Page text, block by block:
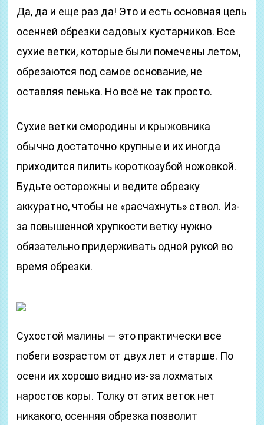
Да, да и еще раз да! Это и есть основная цель
осенней обрезки садовых кустарников. Все
сухие ветки, которые были помечены летом,
обрезаются под самое основание, не
оставляя пенька. Но всё не так просто.
Сухие ветки смородины и крыжовника
обычно достаточно крупные и их иногда
приходится пилить короткозубой ножовкой.
Будьте осторожны и ведите обрезку
аккуратно, чтобы не «расчахнуть» ствол. Из-
за повышенной хрупкости ветку нужно
обязательно придерживать одной рукой во
время обрезки.
Сухостой малины — это практически все
побеги возрастом от двух лет и старше. По
осени их хорошо видно из-за лохматых
наростов коры. Толку от этих веток нет
никакого, осенняя обрезка позволит